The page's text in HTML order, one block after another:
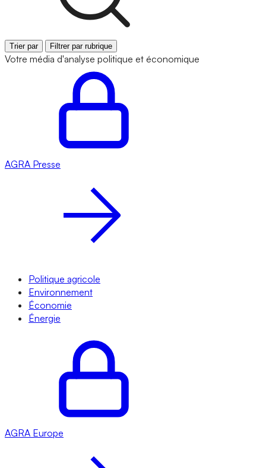
Trier par Filtrer par rubrique
Votre média d'analyse politique et économique
AGRA Presse
Politique agricole
Environnement
Économie
Énergie
AGRA Europe